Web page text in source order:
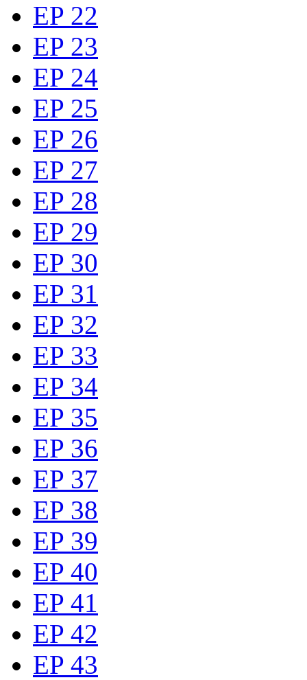
EP 22
EP 23
EP 24
EP 25
EP 26
EP 27
EP 28
EP 29
EP 30
EP 31
EP 32
EP 33
EP 34
EP 35
EP 36
EP 37
EP 38
EP 39
EP 40
EP 41
EP 42
EP 43